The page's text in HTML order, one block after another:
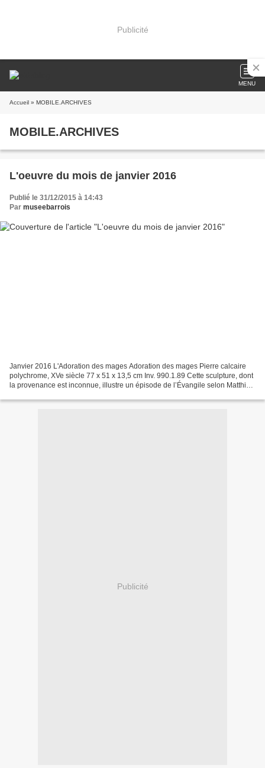
Publicité
MENU
Accueil » MOBILE.ARCHIVES
MOBILE.ARCHIVES
L'oeuvre du mois de janvier 2016
Publié le 31/12/2015 à 14:43
Par museebarrois
Janvier 2016 L'Adoration des mages Adoration des mages Pierre calcaire
polychrome, XVe siècle 77 x 51 x 13,5 cm Inv. 990.1.89 Cette sculpture, dont
la provenance est inconnue, illustre un épisode de l’Évangile selon Matthieu
Publicité